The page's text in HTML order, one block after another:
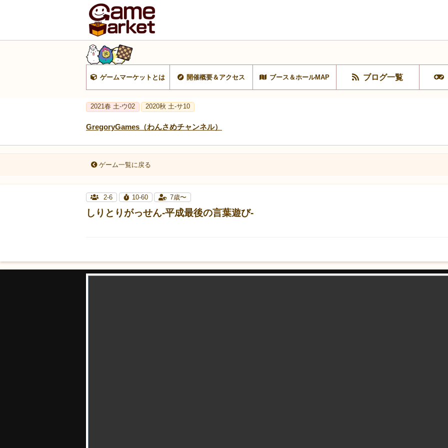
ゲームマーケットとは 開催概要＆アクセス ブース＆ホールMAP ブログ一覧
2021春 土-ウ02 2020秋 土-サ10
GregoryGames（わんさめチャンネル）
ゲーム一覧に戻る
2-6 10-60 7歳〜
しりとりがっせん-平成最後の言葉遊び-